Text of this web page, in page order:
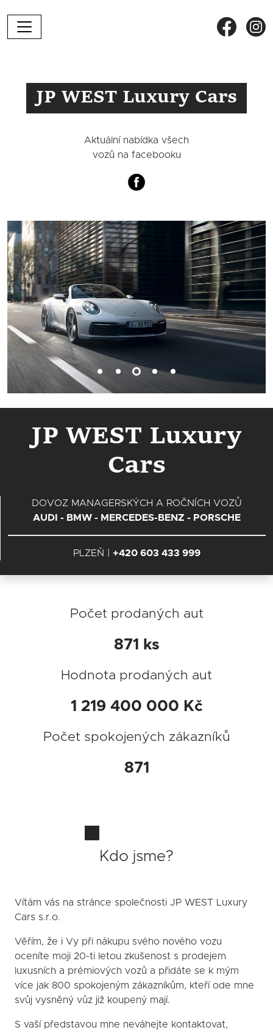
JP WEST Luxury Cars
Aktuální nabídka všech
vozů na facebooku
1 2 3 4 5
JP WEST Luxury
Cars
DOVOZ MANAGERSKÝCH A ROČNÍCH VOZŮ
AUDI - BMW - MERCEDES-BENZ - PORSCHE
PLZEŇ | +420 603 433 999
Počet prodaných aut
871 ks
Hodnota prodaných aut
1 219 400 000 Kč
Počet spokojených zákazníků
871
Kdo jsme?
Vítám vás na stránce společnosti JP WEST Luxury
Cars s.r.o.
Věřím, že i Vy při nákupu svého nového vozu
oceníte moji 20-ti letou zkušenost s prodejem
luxusních a prémiových vozů a přidáte se k mým
více jak 800 spokojeným zákazníkům, kteří ode mne
svůj vysněný vůz již koupený mají.
S vaší představou mne neváhejte kontaktovat,